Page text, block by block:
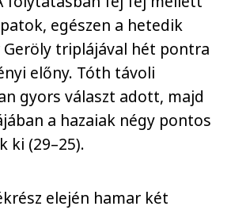
egészen a hetedik
triplájával hét pontra
előny. Tóth távoli
gyors választ adott, majd
a hazaiak négy pontos
(29–25).
elején hamar két